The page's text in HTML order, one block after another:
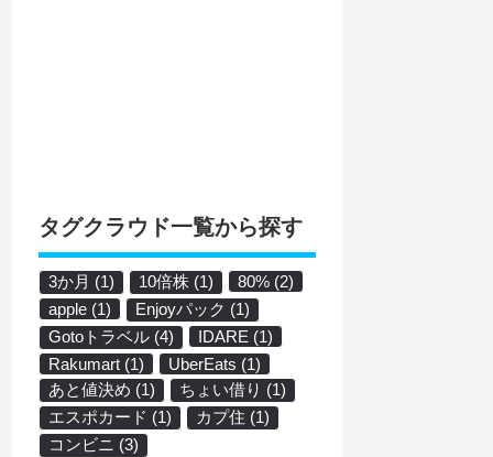
タグクラウド一覧から探す
3か月 (1) 10倍株 (1) 80% (2)
apple (1) Enjoyパック (1)
Gotoトラベル (4) IDARE (1)
Rakumart (1) UberEats (1)
あと値決め (1) ちょい借り (1)
エスポカード (1) カプ住 (1)
コンビニ (3)